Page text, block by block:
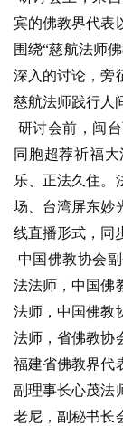
公
益
慈
善
佛
教
物
寺
院
巡
礼
视
频
登录
宾的佛教界代表
围绕“慈航法师
深入的讨论，旁
慈航法师践行人
同胞超荐祈福
乐、正法久住。
场、台湾屏东妙
线直播形式，同
法法师，中国佛
法师，中国佛教
法师，省佛教协
福建省佛教界代
副理事长心茂法
老尼，副秘书长